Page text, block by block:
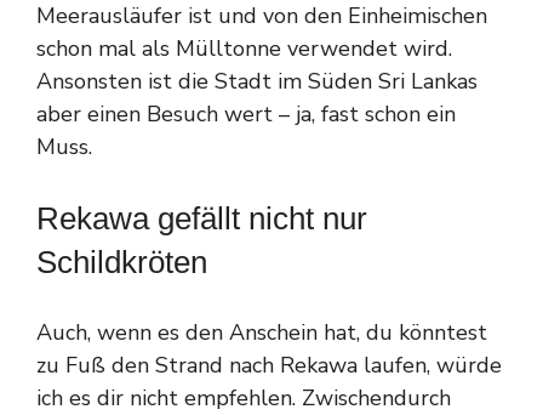
Meerausläufer ist und von den Einheimischen
schon mal als Mülltonne verwendet wird.
Ansonsten ist die Stadt im Süden Sri Lankas
aber einen Besuch wert – ja, fast schon ein
Muss.
Rekawa gefällt nicht nur
Schildkröten
Auch, wenn es den Anschein hat, du könntest
zu Fuß den Strand nach Rekawa laufen, würde
ich es dir nicht empfehlen. Zwischendurch